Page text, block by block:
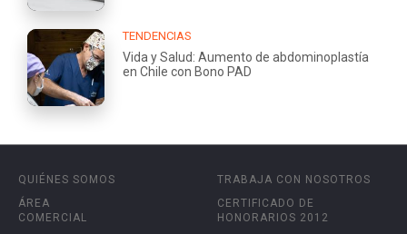
TENDENCIAS
Vida y Salud: Aumento de abdominoplastía
en Chile con Bono PAD
QUIÉNES SOMOS
ÁREA
COMERCIAL
TRABAJA CON NOSOTROS
CERTIFICADO DE
HONORARIOS 2012